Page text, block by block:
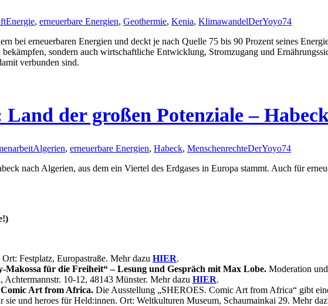
Energie, erneuerbare Energien, Geothermie, Kenia, KlimawandelDerYoyo74
bei erneuerbaren Energien und deckt je nach Quelle 75 bis 90 Prozent seines
sondern auch wirtschaftliche Entwicklung, Stromzugang und
verbunden sind.
Land der großen Potenziale –
Algerien, erneuerbare Energien, Habeck, MenschenrechteDerYoyo74
nach Algerien, aus dem ein Viertel des Erdgases in Europa stammt. Auch für
Ort: Festplatz, Europastraße. Mehr dazu HIER.
für die Freiheit“ – Lesung und Gespräch mit Max Lobe. Moderation
10-12, 48143 Münster. Mehr dazu HIER.
Art from Africa. Die Ausstellung „SHEROES. Comic Art from Africa“ gibt
sie und heroes für Held:innen. Ort: Weltkulturen Museum, Schaumainkai 29. Mehr